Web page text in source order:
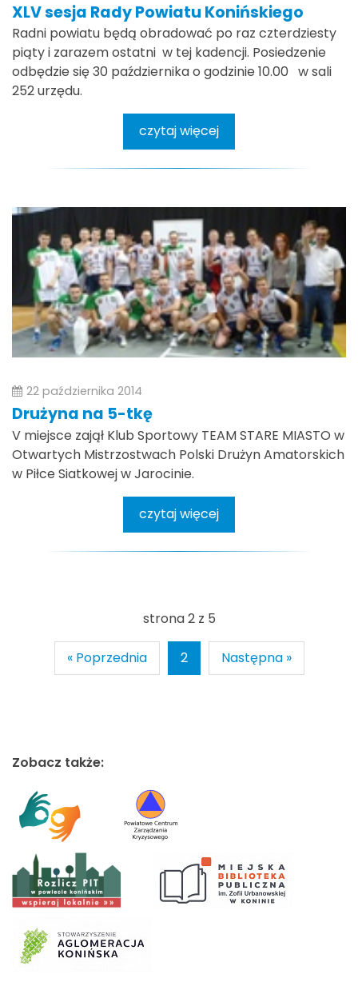
XLV sesja Rady Powiatu Konińskiego
Radni powiatu będą obradować po raz czterdziesty
piąty i zarazem ostatni w tej kadencji. Posiedzenie
odbędzie się 30 października o godzinie 10.00 w sali
252 urzędu.
czytaj więcej
22 października 2014
Drużyna na 5-tkę
V miejsce zajął Klub Sportowy TEAM STARE MIASTO w
Otwartych Mistrzostwach Polski Drużyn Amatorskich
w Piłce Siatkowej w Jarocinie.
czytaj więcej
strona 2 z 5
« Poprzednia 2 Następna »
Zobacz także: